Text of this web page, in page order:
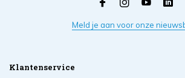
Meld je aan voor onze
Klantenservice